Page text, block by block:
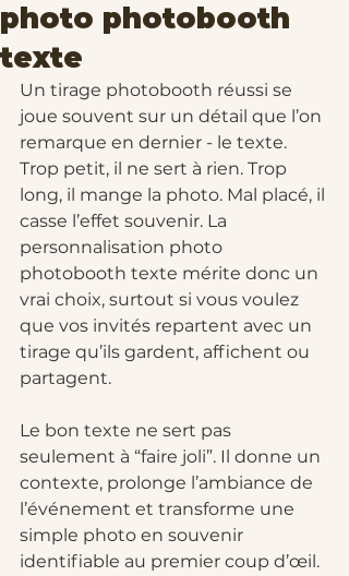
photo photobooth
texte
Un tirage photobooth réussi se
joue souvent sur un détail que l’on
remarque en dernier - le texte.
Trop petit, il ne sert à rien. Trop
long, il mange la photo. Mal placé, il
casse l’effet souvenir. La
personnalisation photo
photobooth texte mérite donc un
vrai choix, surtout si vous voulez
que vos invités repartent avec un
tirage qu’ils gardent, affichent ou
partagent.
Le bon texte ne sert pas
seulement à “faire joli”. Il donne un
contexte, prolonge l’ambiance de
l’événement et transforme une
simple photo en souvenir
identifiable au premier coup d’œil.